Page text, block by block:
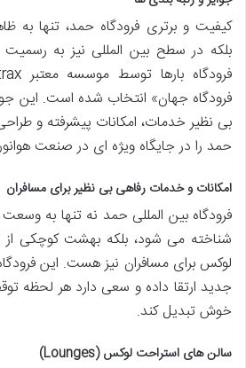
کیفیت و برتری فرودگاه حمد، تنها به
بلکه در سطح بین المللی نیز به
فرودگاه جهان» انتخاب شده است. این
بی نظیر خدمات، امکانات پیشرفته و
حمد را در جایگاه ویژه ای در صنعت
امکانات و خدمات رفاهی بی نظیر برای مسافران
فرودگاه بین المللی حمد نه تنها به
شناخته می شود، بلکه بهشت کوچکی از
لوکس برای مسافران نیز هست. این
جدید ارتقا داده و سعی دارد هر لحظه
خوش تبدیل کند.
سالن های استراحت لوکس (Lounges)